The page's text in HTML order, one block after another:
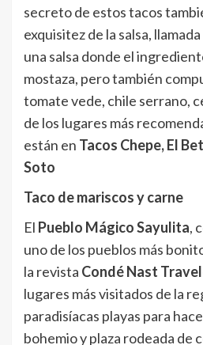
secreto de estos tacos
exquisitez de la salsa,
una salsa donde el
mostaza, pero también
tomate vede, chile serrano,
de los lugares más
están en Tacos Chepe, El
Soto
Taco de mariscos y carne
El Pueblo Mágico Sayulita,
uno de los pueblos más
la revista Condé Nast
lugares más visitados de la
paradisíacas playas para
bohemio y plaza rodeada de